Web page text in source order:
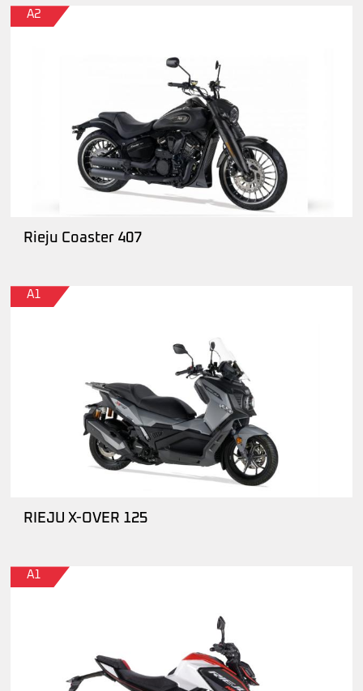
A2
Rieju Coaster 407
A1
RIEJU X-OVER 125
A1